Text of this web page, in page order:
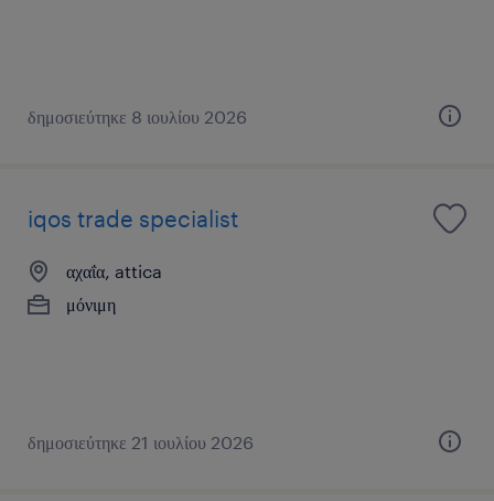
δημοσιεύτηκε 8 ιουλίου 2026
iqos trade specialist
αχαΐα, attica
μόνιμη
δημοσιεύτηκε 21 ιουλίου 2026